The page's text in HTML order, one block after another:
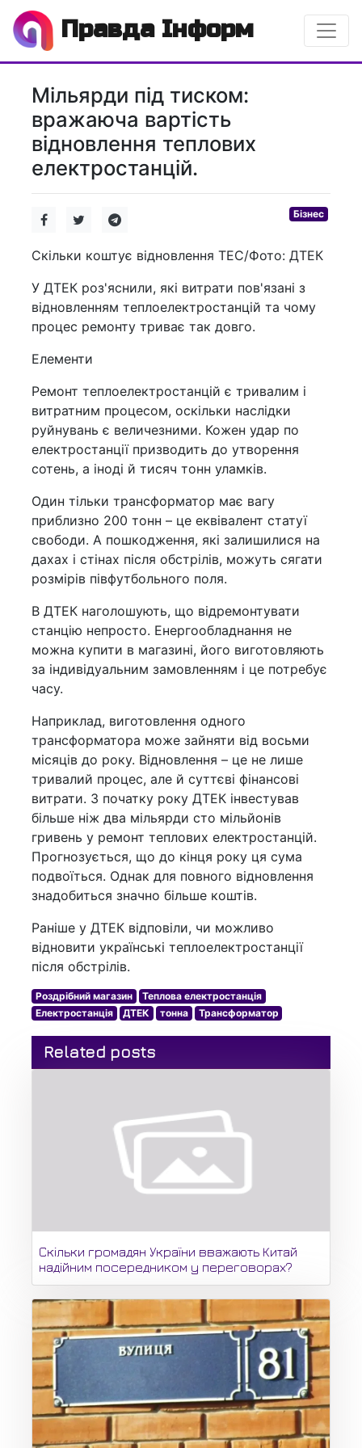
Правда Інформ
Мільярди під тиском:
вражаюча вартість
відновлення теплових
електростанцій.
Бізнес
Скільки коштує відновлення ТЕС/Фото: ДТЕК
У ДТЕК роз'яснили, які витрати пов'язані з
відновленням теплоелектростанцій та чому
процес ремонту триває так довго.
Елементи
Ремонт теплоелектростанцій є тривалим і
витратним процесом, оскільки наслідки
руйнувань є величезними. Кожен удар по
електростанції призводить до утворення
сотень, а іноді й тисяч тонн уламків.
Один тільки трансформатор має вагу
приблизно 200 тонн – це еквівалент статуї
свободи. А пошкодження, які залишилися на
дахах і стінах після обстрілів, можуть сягати
розмірів півфутбольного поля.
В ДТЕК наголошують, що відремонтувати
станцію непросто. Енергообладнання не
можна купити в магазині, його виготовляють
за індивідуальним замовленням і це потребує
часу.
Наприклад, виготовлення одного
трансформатора може зайняти від восьми
місяців до року. Відновлення – це не лише
тривалий процес, але й суттєві фінансові
витрати. З початку року ДТЕК інвестував
більше ніж два мільярди сто мільйонів
гривень у ремонт теплових електростанцій.
Прогнозується, що до кінця року ця сума
подвоїться. Однак для повного відновлення
знадобиться значно більше коштів.
Раніше у ДТЕК відповіли, чи можливо
відновити українські теплоелектростанції
після обстрілів.
Роздрібний магазин
Теплова електростанція
Електростанція
ДТЕК тонна Трансформатор
Related posts
Скільки громадян України вважають Китай
надійним посередником у переговорах?